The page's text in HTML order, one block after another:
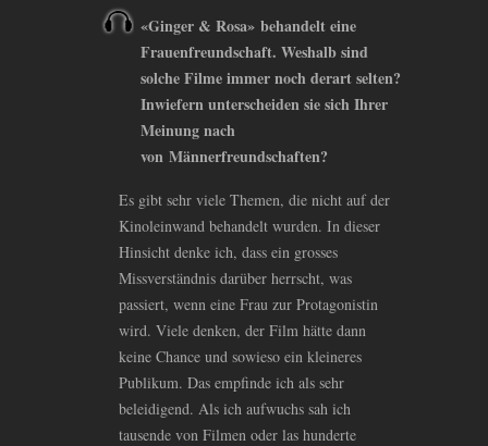
«Ginger & Rosa» behandelt eine
Frauenfreundschaft. Weshalb sind
solche Filme immer noch derart selten?
Inwiefern unterscheiden sie sich Ihrer
Meinung nach
von Männerfreundschaften?
Es gibt sehr viele Themen, die nicht auf der
Kinoleinwand behandelt wurden. In dieser
Hinsicht denke ich, dass ein grosses
Missverständnis darüber herrscht, was
passiert, wenn eine Frau zur Protagonistin
wird. Viele denken, der Film hätte dann
keine Chance und sowieso ein kleineres
Publikum. Das empfinde ich als sehr
beleidigend. Als ich aufwuchs sah ich
tausende von Filmen oder las hunderte